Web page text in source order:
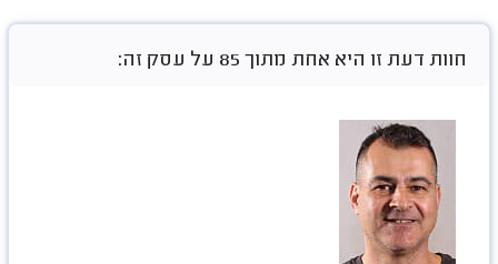
חוות דעת זו היא אחת מתוך 85 על עסק זה: